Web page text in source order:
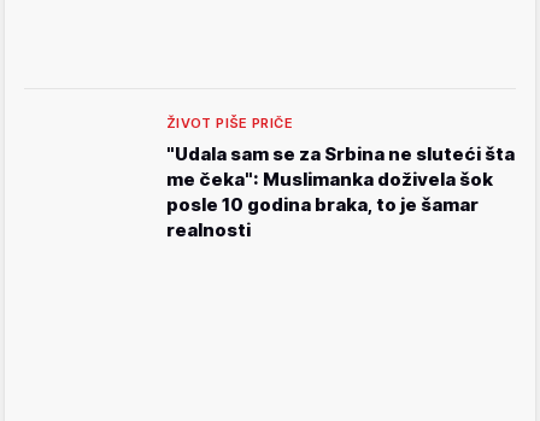
ŽIVOT PIŠE PRIČE
"Udala sam se za Srbina ne sluteći šta
me čeka": Muslimanka doživela šok
posle 10 godina braka, to je šamar
realnosti